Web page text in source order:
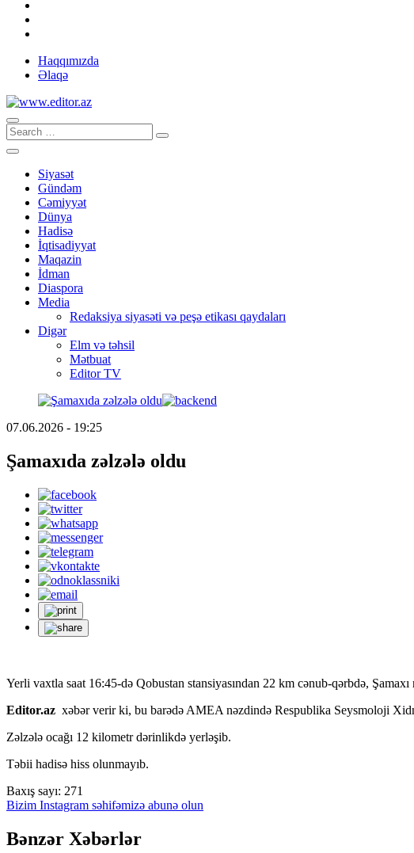
Haqqımızda
Əlaqə
Siyasət
Gündəm
Cəmiyyət
Dünya
Hadisə
İqtisadiyyat
Maqazin
İdman
Diaspora
Media
Redaksiya siyasəti və peşə etikası qaydaları
Digər
Elm və təhsil
Mətbuat
Editor TV
07.06.2026 - 19:25
Şamaxıda zəlzələ oldu
Yerli vaxtla saat 16:45-də Qobustan stansiyasından 22 km cənub-qərbdə,
Editor.az xəbər verir ki, bu barədə AMEA nəzdində Respublika Seysmoloji
Zəlzələ ocağı 12 kilometr dərinlikdə yerləşib.
Təbii hadisə hiss olunmayıb.
Baxış sayı: 271
Bizim Instagram səhifəmizə abunə olun
Bənzər Xəbərlər